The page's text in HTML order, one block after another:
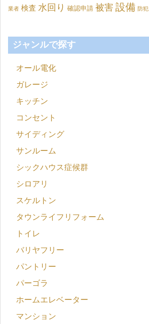
業者 検査 水回り 確認申請 被害 設備 防犯
ジャンルで探す
オール電化
ガレージ
キッチン
コンセント
サイディング
サンルーム
シックハウス症候群
シロアリ
スケルトン
タウンライフリフォーム
トイレ
バリヤフリー
パントリー
パーゴラ
ホームエレベーター
マンション